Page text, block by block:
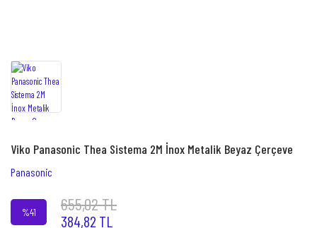
Viko Panasonic Thea Sistema 2M İnox Metalik Beyaz Çerçeve
Panasonic
%41 655,02 TL
384,82 TL